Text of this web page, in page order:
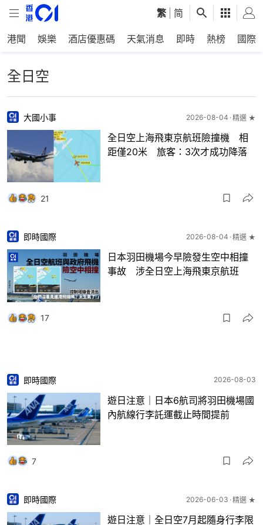
繁 简
港聞 娛樂 酒店優惠碼 天氣消息 即時 熱榜 國際
全日空
大國小事 2026-08-04 精選 ★
全日空上海飛東京航班險撞機 相
距僅20米 旅客：3次才成功降落
21
即時國際 2026-08-04 精選 ★
日本羽田機場今早險發生空中相撞
事故 涉全日空上海飛東京航班
17
即時國際 2026-08-03
遊日注意｜日本6航司將羽田機場國
內航線行李託運截止時間提前
7
即時國際 2026-06-03 精選 ★
遊日注意｜全日空7月起隨身行李限